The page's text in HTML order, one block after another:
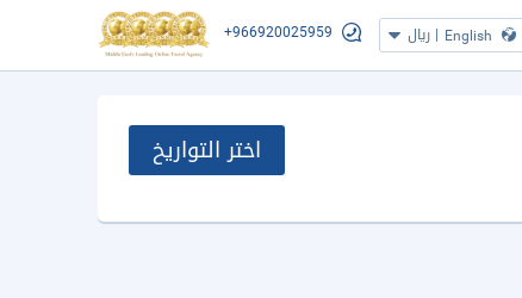
English
| ريال +966920025959
اختر التواريخ